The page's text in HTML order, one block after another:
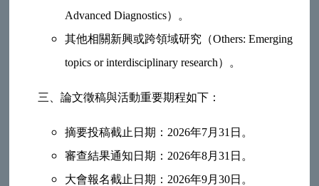
Advanced Diagnostics）。
其他相關新興或跨領域研究（Others: Emerging
topics or interdisciplinary research）。
三、論文徵稿與活動重要期程如下：
摘要投稿截止日期：2026年7月31日。
審查結果通知日期：2026年8月31日。
大會報名截止日期：2026年9月30日。